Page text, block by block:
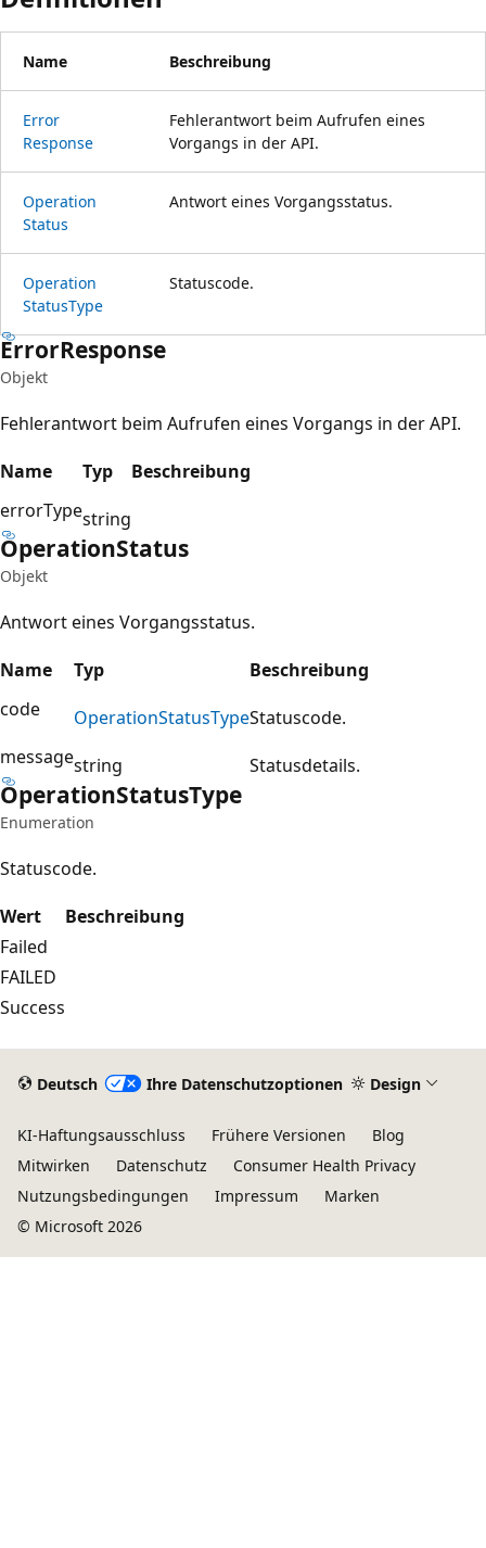
Name Beschreibung
Error
Response
Fehlerantwort beim Aufrufen eines
Vorgangs in der API.
Operation
Status
Antwort eines Vorgangsstatus.
Operation
StatusType
Statuscode.
ErrorResponse
Objekt
Fehlerantwort beim Aufrufen eines Vorgangs in der API.
Name
Typ
Beschreibung
errorTypestring
OperationStatus
Objekt
Antwort eines Vorgangsstatus.
Name
Typ
Beschreibung
code
OperationStatusTypeStatuscode.
messagestring Statusdetails.
OperationStatusType
Enumeration
Statuscode.
Wert
Beschreibung
Failed
FAILED
Success
Deutsch Ihre Datenschutzoptionen Design
KI-Haftungsausschluss Frühere Versionen
Blog
Mitwirken
Datenschutz
Consumer Health Privacy
Nutzungsbedingungen
Impressum
Marken
© Microsoft 2026